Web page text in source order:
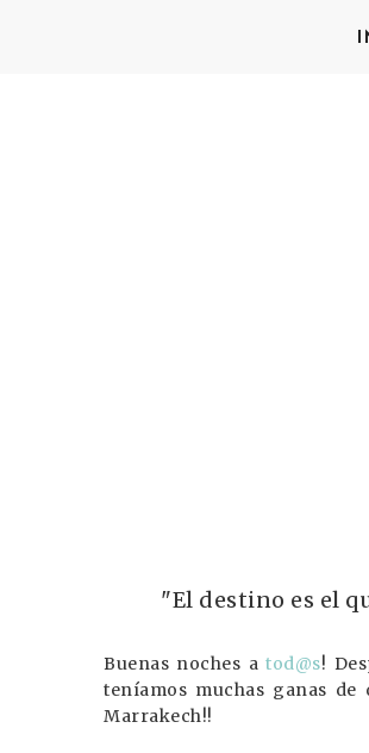
"El destino es el
Buenas noches atod@s!
teníamos muchas ganas
Marrakech!!